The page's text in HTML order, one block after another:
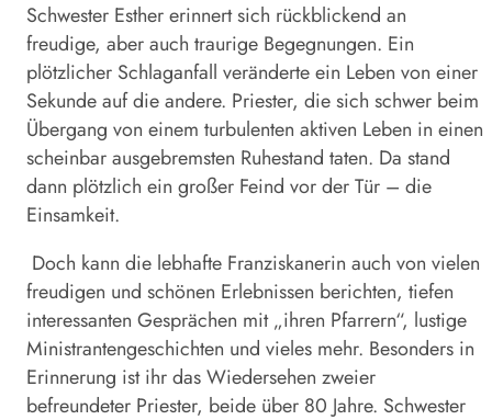
Schwester Esther erinnert sich rückblickend an
freudige, aber auch traurige Begegnungen. Ein
plötzlicher Schlaganfall veränderte ein Leben von einer
Sekunde auf die andere. Priester, die sich schwer beim
Übergang von einem turbulenten aktiven Leben in einen
scheinbar ausgebremsten Ruhestand taten. Da stand
dann plötzlich ein großer Feind vor der Tür – die
Einsamkeit.
Doch kann die lebhafte Franziskanerin auch von vielen
freudigen und schönen Erlebnissen berichten, tiefen
interessanten Gesprächen mit „ihren Pfarrern“, lustige
Ministrantengeschichten und vieles mehr. Besonders in
Erinnerung ist ihr das Wiedersehen zweier
befreundeter Priester, beide über 80 Jahre. Schwester